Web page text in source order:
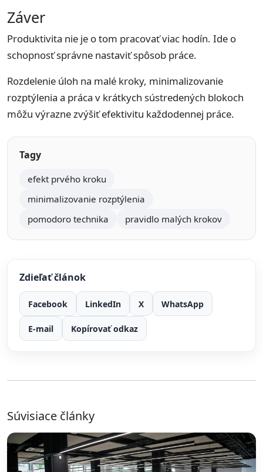
Záver
Produktivita nie je o tom pracovať viac hodín. Ide o
schopnosť správne nastaviť spôsob práce.
Rozdelenie úloh na malé kroky, minimalizovanie
rozptýlenia a práca v krátkych sústredených blokoch
môžu výrazne zvýšiť efektivitu každodennej práce.
Tagy
efekt prvého kroku
minimalizovanie rozptýlenia
pomodoro technika
pravidlo malých krokov
Zdieľať článok
Facebook LinkedIn X WhatsApp
E-mail Kopírovať odkaz
Súvisiace články